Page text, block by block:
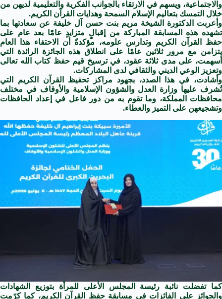
والاجتماعية، ويسهم في الارتقاء بالجوانب الفكرية والتعليمية لديهن من
خلال التمسك بتعاليم الإسلام السمحة وهدايات القرآن الكريم.
وأعربت الدكتورة الشيخة مريم بنت حسن آل خليفة عن سعادتها بما
تشهده هذه المسابقة المباركة من إقبالٍ متزايدٍ عامًا بعد عام على
حفظ القرآن الكريم وتدارس علومه، مؤكدةً أن الاحتفاء هذا العام
يتزامن مع مرور ثلاثين عامًا على انطلاق هذه الجائزة الرائدة التي
أسهمت، على مدى ثلاثة عقود، في ترسيخ قيم حفظ كتاب الله تعالى
وتعزيز الوعي الديني والثقافي لدى المشاركات.
وأشادت، في هذا الصدد، بجهود مراكز تحفيظ القرآن الكريم التي
تُشرف عليها وزارة العدل والشؤون الإسلامية والأوقاف في مختلف
محافظات المملكة، وما تقوم به من دور فاعل في إعداد الحافظات
وتشجيعهن على التميز والعطاء.
كما تفضلت نائبة رئيسة المجلس الأعلى للمرأة بتوزيع الشهادات
والجوائز على الفائزات في مسابقة حفظ القرآن الكريم، كما كرّمت